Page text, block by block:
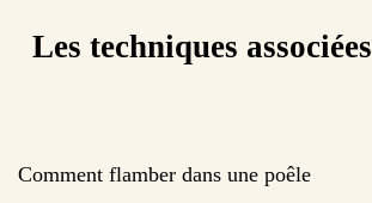
Les techniques associées
Comment flamber dans une poêle